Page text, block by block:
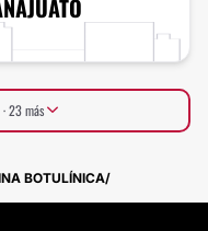
33 Doctores · 13 Centros
35 Doctores · 10 Centros
· 23 más
BOTULÍNICA